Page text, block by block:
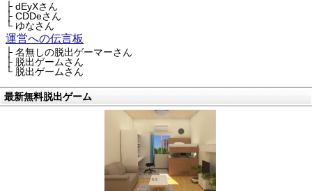
├ dEyXさん
├ CDDeさん
└ ゆなさん
運営への伝言板
├ 名無しの脱出ゲーマーさん
├ 脱出ゲームさん
└ 脱出ゲームさん
最新無料脱出ゲーム